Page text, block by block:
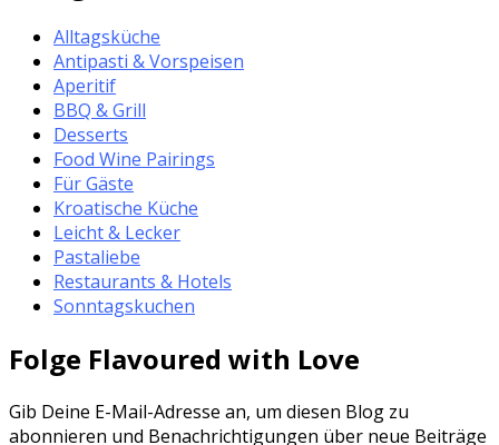
Alltagsküche
Antipasti & Vorspeisen
Aperitif
BBQ & Grill
Desserts
Food Wine Pairings
Für Gäste
Kroatische Küche
Leicht & Lecker
Pastaliebe
Restaurants & Hotels
Sonntagskuchen
Folge Flavoured with Love
Gib Deine E-Mail-Adresse an, um diesen Blog zu
abonnieren und Benachrichtigungen über neue Beiträge